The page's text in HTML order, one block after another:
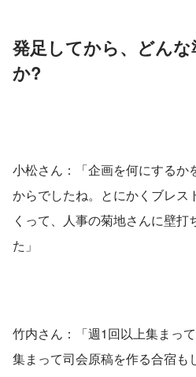
発足してから、どん
か?
小松さん：「企画を何にするか
からでしたね。とにかくブレス
くって、人事の菊地さんに壁
た」
竹内さん：「週1回以上集まっ
集まって司会原稿を作る合宿も